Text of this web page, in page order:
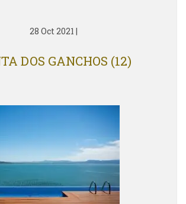
28 Oct 2021 |
DOS GANCHOS (12)